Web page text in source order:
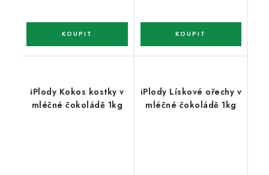
iPlody Kokos kostky v
mléčné čokoládě 1kg
iPlody Lískové ořechy v
mléčné čokoládě 1kg